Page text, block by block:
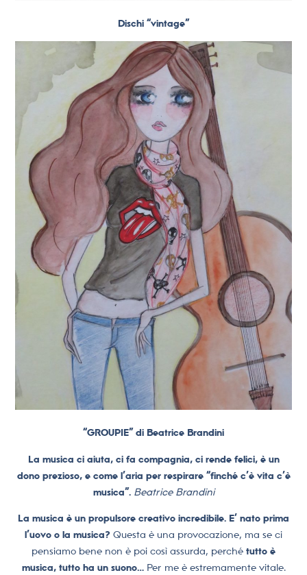
Dischi “vintage”
“GROUPIE” di Beatrice Brandini
La musica ci aiuta, ci fa compagnia, ci rende felici, è un
dono prezioso, e come l’aria per respirare “finché c’è vita c’è
musica”. Beatrice Brandini
La musica è un propulsore creativo incredibile. E’ nato prima
l’uovo o la musica? Questa è una provocazione, ma se ci
pensiamo bene non è poi così assurda, perché tutto è
musica, tutto ha un suono… Per me è estremamente vitale.